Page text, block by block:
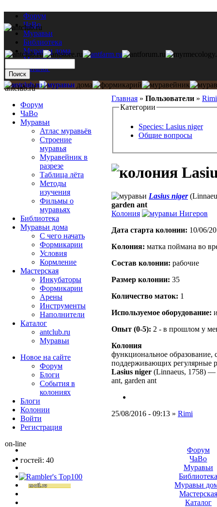
Форум
ЧаВо
Муравьи
Библиотека
Муравьи дома
Мастерская
Каталог
Главная » Пользователи » Rimi
Категории
Species: Lasius niger
Общие вопросы
Lasius niger
garden ant
Колония
Нигеров
Дата старта кoлонии: 10/06/
Кoлония: матка поймана во
Состав кoлонии: рабочие
Размер кoлонии: 35
Количество маток: 1
Используемое оборудование:
Опыт (0-5): 2 - в прошлом у
Колония
функциональное образование,
поддерживающих регулярные
Lasius niger (Linnaeus, 1758) —
ant, garden ant
25/08/2016 - 09:13 » Rimi
antclub.ru
Форум
ЧаВо
Муравьи
Атлас муравьёв
Строение
муравья
Муравейник в
разрезе
Таблица лёта
Методы
изучения
Фильмы о
муравьях
Библиотека
Муравьи дома
С чего начать
Формикарии
Условия
Кормление
Мастерская
Инкубаторы
Формикарии
Арены
Инструменты
Наполнители
Каталог
antclub.ru
Муравьи
Новое на сайте
Форум
Блоги
События в
колониях
Блоги
Колонии
Войти
Peгиcтpaция
on-line
гостей: 40
Форум
ЧаВо
Муравьи
Муравьи
Мастерская
Каталог